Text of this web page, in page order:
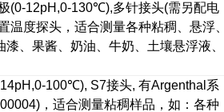
(0-12pH,0-130℃),多针接头(需另配电
温度探头，适合测量各种粘稠、悬浮、
、果酱、奶油、牛奶、土壤悬浮液、
100℃), S7接头,有Argenthal 系
，适合测量粘稠样品，如：各种